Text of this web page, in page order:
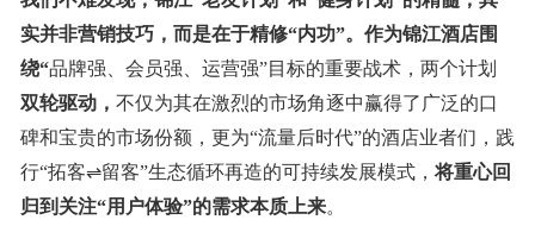
实并非营销技巧，而是在于精修“内功”。作为锦江酒店围
绕“品牌强、会员强、运营强”目标的重要战术，两个计划
双轮驱动， 不仅为其在激烈的市场角逐中赢得了广泛的口
碑和宝贵的市场份额，更为“流量后时代”的酒店业者们，践
行“拓客⇌留客”生态循环再造的可持续发展模式，将重心回
归到关注“用户体验”的需求本质上来。